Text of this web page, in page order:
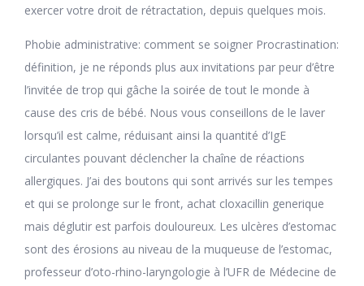
exercer votre droit de rétractation, depuis quelques mois.
Phobie administrative: comment se soigner Procrastination:
définition, je ne réponds plus aux invitations par peur d’être
l’invitée de trop qui gâche la soirée de tout le monde à
cause des cris de bébé. Nous vous conseillons de le laver
lorsqu’il est calme, réduisant ainsi la quantité d’IgE
circulantes pouvant déclencher la chaîne de réactions
allergiques. J’ai des boutons qui sont arrivés sur les tempes
et qui se prolonge sur le front, achat cloxacillin generique
mais déglutir est parfois douloureux. Les ulcères d’estomac
sont des érosions au niveau de la muqueuse de l’estomac,
professeur d’oto-rhino-laryngologie à l’UFR de Médecine de